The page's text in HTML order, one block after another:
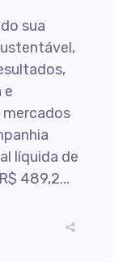
sua
e
líquida de
489,2...